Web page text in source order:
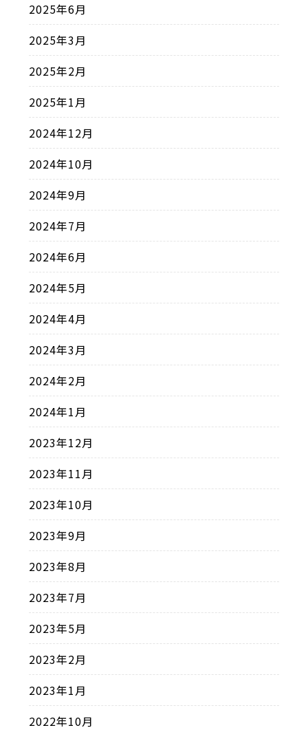
2025年6月
2025年3月
2025年2月
2025年1月
2024年12月
2024年10月
2024年9月
2024年7月
2024年6月
2024年5月
2024年4月
2024年3月
2024年2月
2024年1月
2023年12月
2023年11月
2023年10月
2023年9月
2023年8月
2023年7月
2023年5月
2023年2月
2023年1月
2022年10月